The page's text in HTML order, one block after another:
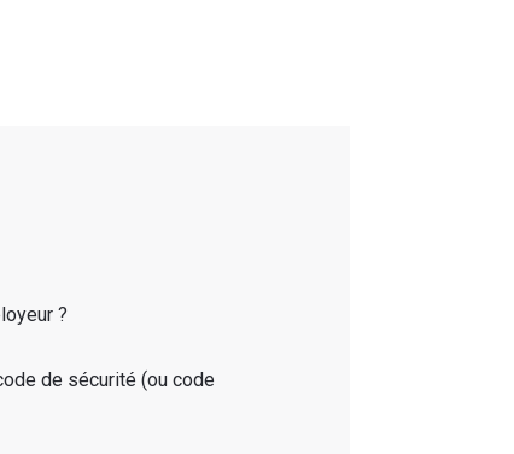
?
de sécurité (ou code